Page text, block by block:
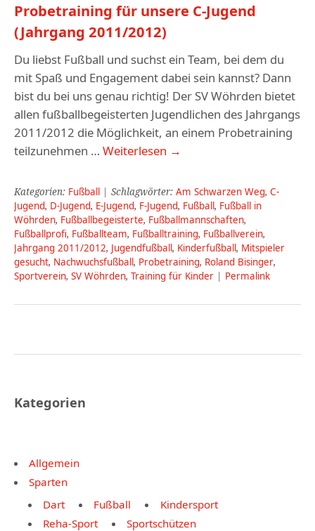
Probetraining für unsere C-Jugend
(Jahrgang 2011/2012)
Du liebst Fußball und suchst ein Team, bei dem du
mit Spaß und Engagement dabei sein kannst? Dann
bist du bei uns genau richtig! Der SV Wöhrden bietet
allen fußballbegeisterten Jugendlichen des Jahrgangs
2011/2012 die Möglichkeit, an einem Probetraining
teilzunehmen … Weiterlesen →
Kategorien: Fußball | Schlagwörter: Am Schwarzen Weg, C-
Jugend, D-Jugend, E-Jugend, F-Jugend, Fußball, Fußball in
Wöhrden, Fußballbegeisterte, Fußballmannschaften,
Fußballprofi, Fußballteam, Fußballtraining, Fußballverein,
Jahrgang 2011/2012, Jugendfußball, Kinderfußball, Mitspieler
gesucht, Nachwuchsfußball, Probetraining, Roland Bisinger,
Sportverein, SV Wöhrden, Training für Kinder | Permalink
Kategorien
Allgemein
Sparten
Dart
Fußball
Kindersport
Reha-Sport
Sportschützen